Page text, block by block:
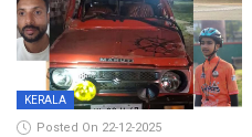
KERALA
Posted On 22-12-2025